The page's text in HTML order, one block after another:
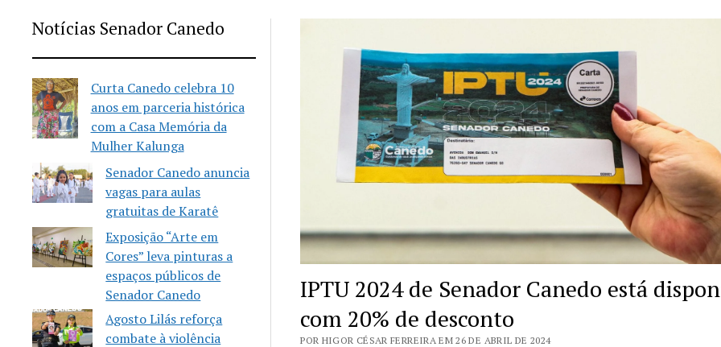
Notícias Senador Canedo
Curta Canedo celebra 10
anos em parceria histórica
com a Casa Memória da
Mulher Kalunga
Senador Canedo anuncia
vagas para aulas
gratuitas de Karatê
Exposição “Arte em
Cores” leva pinturas a
espaços públicos de
Senador Canedo
Agosto Lilás reforça
combate à violência
IPTU 2024 de Senador Canedo está
com 20% de desconto
POR HIGOR CÉSAR FERREIRA EM 26 DE ABRIL DE 2024